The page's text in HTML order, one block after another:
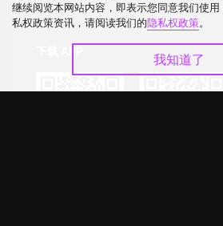
继续阅览本网站内容，即表示您同意我们使
私权政策资讯，请阅读我们的隐私权政策。
我知道了